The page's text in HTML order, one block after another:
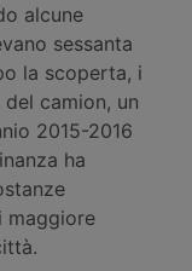
alcune
sessanta
la scoperta, i
camion, un
2015-2016
ha
maggiore